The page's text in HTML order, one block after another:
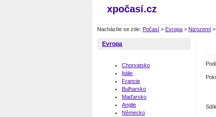
xpočasí.cz
Nacházíte se zde: Počasí > Evropa > Nizozemí >
Evropa
Chorvatsko
Itálie
Francie
Bulharsko
Maďarsko
Anglie
Německo